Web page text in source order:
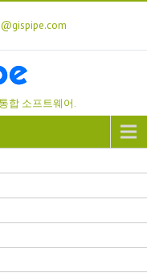
합 소프트웨어.